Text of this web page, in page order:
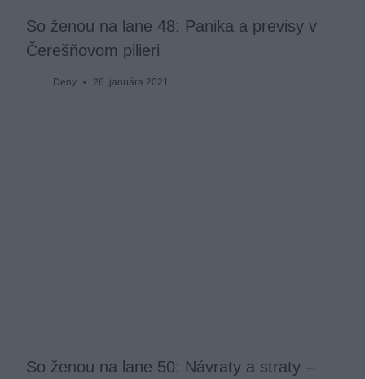
So ženou na lane 48: Panika a previsy v
Čerešňovom pilieri
Deny 26. januára 2021
So ženou na lane 50: Návraty a straty –